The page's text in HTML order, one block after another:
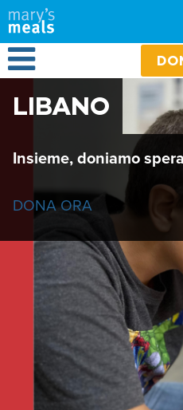
Salta
al
contenuto
principale
Open Menu
LIBANO
Insieme, doniamo
DONA ORA